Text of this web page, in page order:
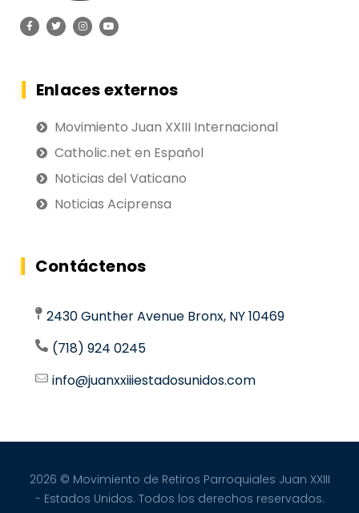
Enlaces externos
Movimiento Juan XXIII Internacional
Catholic.net en Español
Noticias del Vaticano
Noticias Aciprensa
Contáctenos
2430 Gunther Avenue Bronx, NY 10469
(718) 924 0245
info@juanxxiiiestadosunidos.com
2026 © Movimiento de Retiros Parroquiales Juan XXIII
- Estados Unidos. Todos los derechos reservados.